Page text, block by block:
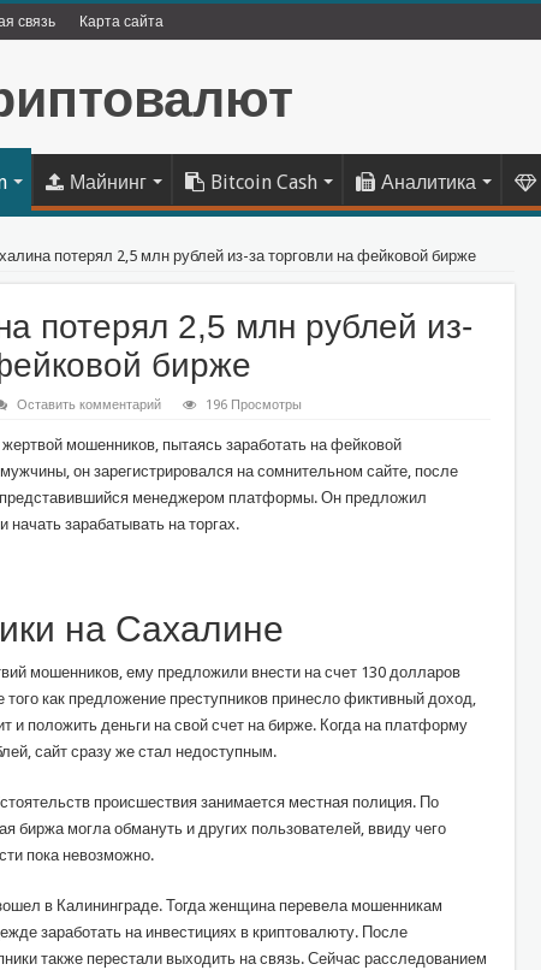
связь Карта сайта
Майнинг Bitcoin Cash Аналитика
потерял 2,5 млн рублей из-за торговли на фейковой бирже
потерял 2,5 млн рублей из-
бирже
Оставить комментарий 196 Просмотры
мошенников, пытаясь заработать на фейковой
он зарегистрировался на сомнительном сайте, после
представившийся менеджером платформы. Он предложил
зарабатывать на торгах.
на Сахалине
мошенников, ему предложили внести на счет 130 долларов
того как предложение преступников принесло фиктивный доход,
и положить деньги на свой счет на бирже. Когда на платформу
сайт сразу же стал недоступным.
происшествия занимается местная полиция. По
биржа могла обмануть и других пользователей, ввиду чего
пока невозможно.
в Калининграде. Тогда женщина перевела мошенникам
заработать на инвестициях в криптовалюту. После
также перестали выходить на связь. Сейчас расследованием